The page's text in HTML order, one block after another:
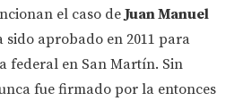
el caso deJuan Manuel
sido aprobado en 2011 para
federal en San Martín. Sin
fue firmado por la entonces